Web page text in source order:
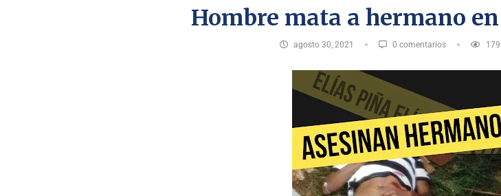
Hombre mata a hermano
agosto 30, 2021 0 comentarios 179